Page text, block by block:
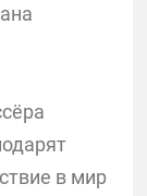
в мир